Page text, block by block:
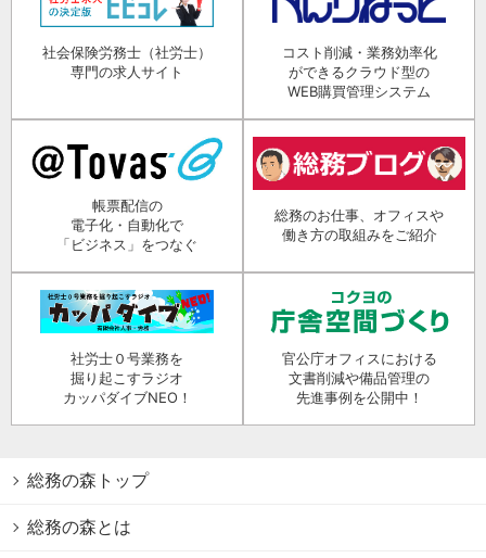
社会保険労務士（社労士）
専門の求人サイト
コスト削減・業務効率化
ができるクラウド型の
WEB購買管理システム
帳票配信の
電子化・自動化で
「ビジネス」をつなぐ
総務のお仕事、オフィスや
働き方の取組みをご紹介
社労士０号業務を
掘り起こすラジオ
カッパダイブNEO！
官公庁オフィスにおける
文書削減や備品管理の
先進事例を公開中！
総務の森トップ
総務の森とは